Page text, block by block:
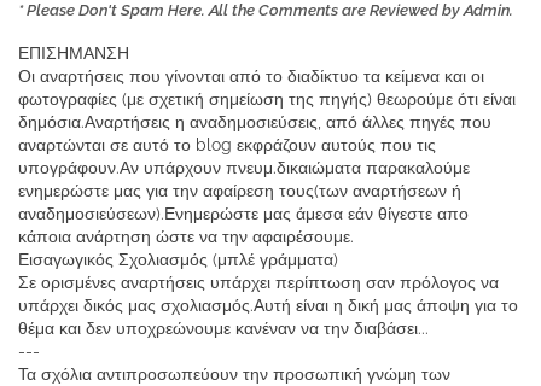
* Please Don't Spam Here. All the Comments are Reviewed by Admin.
ΕΠΙΣΗΜΑΝΣΗ
Οι αναρτήσεις που γίνονται από το διαδίκτυο τα κείμενα και οι
φωτογραφίες (με σχετική σημείωση της πηγής) θεωρούμε ότι είναι
δημόσια.Αναρτήσεις η αναδημοσιεύσεις, από άλλες πηγές που
αναρτώνται σε αυτό το blog εκφράζουν αυτούς που τις
υπογράφουν.Αν υπάρχουν πνευμ.δικαιώματα παρακαλούμε
ενημερώστε μας για την αφαίρεση τους(των αναρτήσεων ή
αναδημοσιεύσεων).Ενημερώστε μας άμεσα εάν θίγεστε απο
κάποια ανάρτηση ώστε να την αφαιρέσουμε.
Εισαγωγικός Σχολιασμός (μπλέ γράμματα)
Σε ορισμένες αναρτήσεις υπάρχει περίπτωση σαν πρόλογος να
υπάρχει δικός μας σχολιασμός.Αυτή είναι η δική μας άποψη για το
θέμα και δεν υποχρεώνουμε κανέναν να την διαβάσει...
---
Τα σχόλια αντιπροσωπεύουν την προσωπική γνώμη των